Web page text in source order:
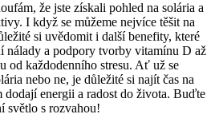
‍že ‌jste získali pohled na⁣ solária a
I když se můžeme nejvíce těšit na
‍si uvědomit i⁢ další benefity, které⁤
nálady a podpory tvorby‌ vitamínu D⁢ až
od ​každodenního stresu. Ať už se
nebo ne,⁤ je ​důležité ‌si najít čas na‍
dodají energii a radost do života. Buďte
světlo⁢ s rozvahou!